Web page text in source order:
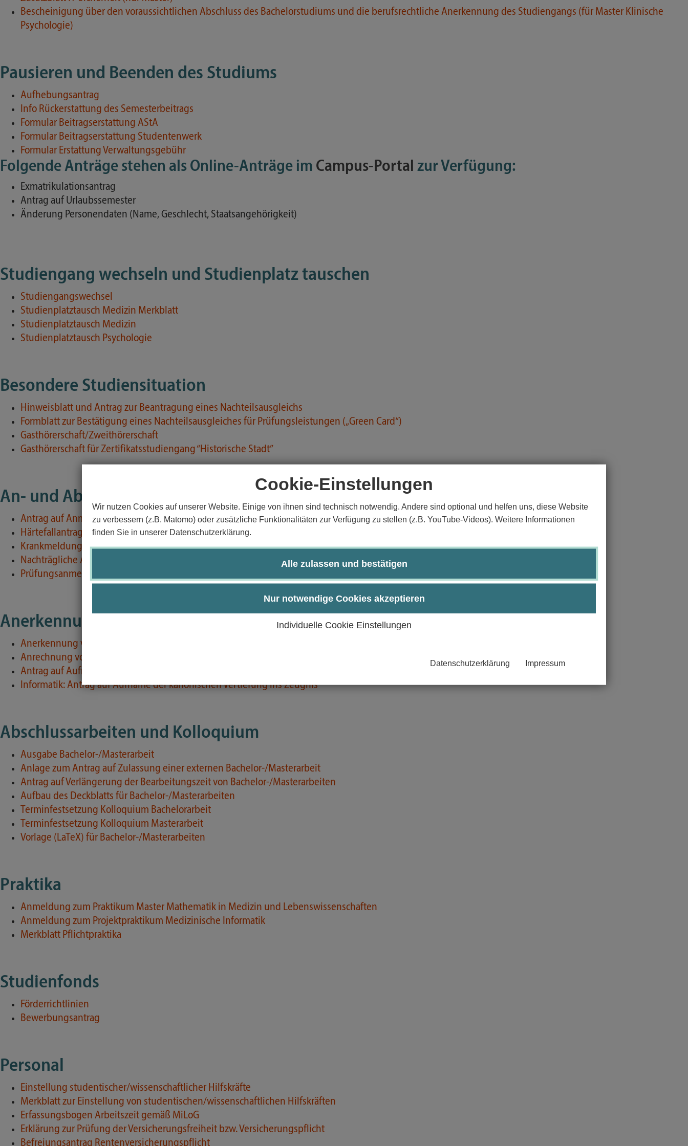
Cookie-Einstellungen
Wir nutzen Cookies auf unserer Website. Einige von ihnen sind technisch notwendig. Andere sind optional und helfen uns, diese Website
zu verbessern (z.B. Matomo) oder zusätzliche Funktionalitäten zur Verfügung zu stellen (z.B. YouTube-Videos). Weitere Informationen
finden Sie in unserer Datenschutzerklärung.
Alle zulassen und bestätigen
Nur notwendige Cookies akzeptieren
Individuelle Cookie Einstellungen
Datenschutzerklärung Impressum
Bescheinigung über den voraussichtlichen Abschluss des Bachelorstudiums und die berufsrechtliche Anerkennung des Studiengangs (für Master Klinische
Psychologie)
Pausieren und Beenden des Studiums
Aufhebungsantrag
Info Rückerstattung des Semesterbeitrags
Formular Beitragserstattung AStA
Formular Beitragserstattung Studentenwerk
Formular Erstattung Verwaltungsgebühr
Folgende Anträge stehen als Online-Anträge im Campus-Portal zur Verfügung:
Exmatrikulationsantrag
Antrag auf Urlaubssemester
Änderung Personendaten (Name, Geschlecht, Staatsangehörigkeit)
Studiengang wechseln und Studienplatz tauschen
Studiengangswechsel
Studienplatztausch Medizin Merkblatt
Studienplatztausch Medizin
Studienplatztausch Psychologie
Besondere Studiensituation
Hinweisblatt und Antrag zur Beantragung eines Nachteilsausgleichs
Formblatt zur Bestätigung eines Nachteilsausgleiches für Prüfungsleistungen („Green Card“)
Gasthörerschaft/Zweithörerschaft
Gasthörerschaft für Zertifikatsstudiengang “Historische Stadt”
An- und Abmeldung zu Prüfungen
Antrag auf Anmeldung einer Prüfung außerhalb der eigenen Studiengangsordnung
Härtefallantrag
Krankmeldung
Nachträgliche Anmeldung zu Prüfungen
Prüfungsanmeldung für Gasthörer
Anerkennung und Einordnung von Leistungen
Anerkennung von außerhalb eines Studiengangs erworbenen Studien- und Prüfungsleistungen
Anrechnung von außerhalb einer Hochschule erworbenen Kenntnisse
Antrag auf Aufnahme von Modulen in das Diploma Supplement
Informatik: Antrag auf Aufname der kanonischen Vertiefung ins Zeugnis
Abschlussarbeiten und Kolloquium
Ausgabe Bachelor-/Masterarbeit
Anlage zum Antrag auf Zulassung einer externen Bachelor-/Masterarbeit
Antrag auf Verlängerung der Bearbeitungszeit von Bachelor-/Masterarbeiten
Aufbau des Deckblatts für Bachelor-/Masterarbeiten
Terminfestsetzung Kolloquium Bachelorarbeit
Terminfestsetzung Kolloquium Masterarbeit
Vorlage (LaTeX) für Bachelor-/Masterarbeiten
Praktika
Anmeldung zum Praktikum Master Mathematik in Medizin und Lebenswissenschaften
Anmeldung zum Projektpraktikum Medizinische Informatik
Merkblatt Pflichtpraktika
Studienfonds
Förderrichtlinien
Bewerbungsantrag
Personal
Einstellung studentischer/wissenschaftlicher Hilfskräfte
Merkblatt zur Einstellung von studentischen/wissenschaftlichen Hilfskräften
Erfassungsbogen Arbeitszeit gemäß MiLoG
Erklärung zur Prüfung der Versicherungsfreiheit bzw. Versicherungspflicht
Befreiungsantrag Rentenversicherungspflicht